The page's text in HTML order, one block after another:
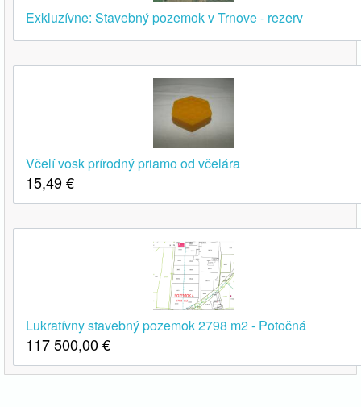
Exkluzívne: Stavebný pozemok v Trnove - rezerv
Včelí vosk prírodný priamo od včelára
15,49€
Lukratívny stavebný pozemok 2798 m2 - Potočná
117 500,00€